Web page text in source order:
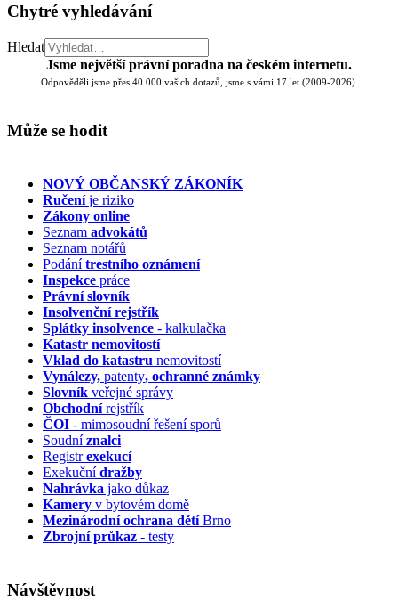
Chytré vyhledávání
Hledat
Jsme největší právní poradna na českém internetu.
Odpověděli jsme přes 40.000 vašich dotazů, jsme s vámi 17 let (2009-2026).
Může se hodit
NOVÝ OBČANSKÝ ZÁKONÍK
Ručeníje riziko
Zákony online
Seznam advokátů
Seznam notářů
Podánítrestního oznámení
Inspekce práce
Právní slovník
Insolvenčnírejstřík
Splátky insolvence - kalkulačka
Katastr nemovitostí
Vklad do katastru nemovitostí
Vynálezy, patenty, ochranné známky
Slovník veřejné správy
Obchodnírejstřík
ČOI - mimosoudní řešení sporů
Soudníznalci
Registrexekucí
Exekučnídražby
Nahrávka jako důkaz
Kamery v bytovém domě
Mezinárodní ochrana dětíBrno
Zbrojní průkaz - testy
Návštěvnost